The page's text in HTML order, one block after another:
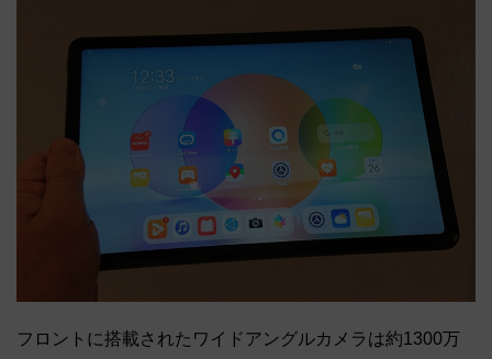
フロントに搭載されたワイドアングルカメラは約1300万